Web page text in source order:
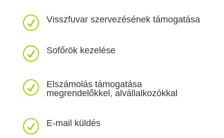
R Visszfuvar szervezésének támogatása
R Sofőrök kezelése
R
Elszámolás támogatása
megrendelőkkel, alvállalkozókkal
R E-mail küldés